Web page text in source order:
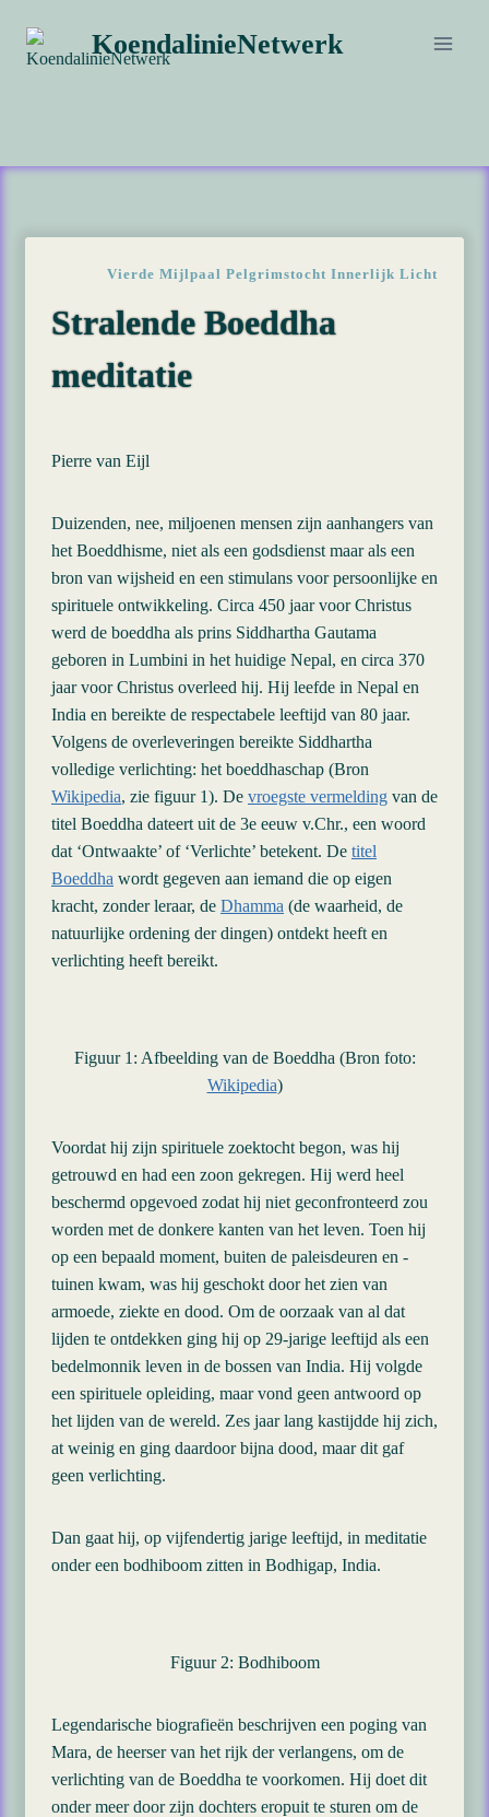
naar
inhoud
KoendalinieNetwerk
Vierde Mijlpaal Pelgrimstocht Innerlijk Licht
Stralende Boeddha
meditatie
Pierre van Eijl
Duizenden, nee, miljoenen mensen zijn aanhangers van
het Boeddhisme, niet als een godsdienst maar als een
bron van wijsheid en een stimulans voor persoonlijke en
spirituele ontwikkeling. Circa 450 jaar voor Christus
werd de boeddha als prins Siddhartha Gautama
geboren in Lumbini in het huidige Nepal, en circa 370
jaar voor Christus overleed hij. Hij leefde in Nepal en
India en bereikte de respectabele leeftijd van 80 jaar.
Volgens de overleveringen bereikte Siddhartha
volledige verlichting: het boeddhaschap (Bron
Wikipedia, zie figuur 1). De vroegste vermelding van de
titel Boeddha dateert uit de 3e eeuw v.Chr., een woord
dat ‘Ontwaakte’ of ‘Verlichte’ betekent. De titel
Boeddha wordt gegeven aan iemand die op eigen
kracht, zonder leraar, de Dhamma (de waarheid, de
natuurlijke ordening der dingen) ontdekt heeft en
verlichting heeft bereikt.
Figuur 1: Afbeelding van de Boeddha (Bron foto:
Wikipedia)
Voordat hij zijn spirituele zoektocht begon, was hij
getrouwd en had een zoon gekregen. Hij werd heel
beschermd opgevoed zodat hij niet geconfronteerd zou
worden met de donkere kanten van het leven. Toen hij
op een bepaald moment, buiten de paleisdeuren en -
tuinen kwam, was hij geschokt door het zien van
armoede, ziekte en dood. Om de oorzaak van al dat
lijden te ontdekken ging hij op 29-jarige leeftijd als een
bedelmonnik leven in de bossen van India. Hij volgde
een spirituele opleiding, maar vond geen antwoord op
het lijden van de wereld. Zes jaar lang kastijdde hij zich,
at weinig en ging daardoor bijna dood, maar dit gaf
geen verlichting.
Dan gaat hij, op vijfendertig jarige leeftijd, in meditatie
onder een bodhiboom zitten in Bodhigap, India.
Figuur 2: Bodhiboom
Legendarische biografieën beschrijven een poging van
Mara, de heerser van het rijk der verlangens, om de
verlichting van de Boeddha te voorkomen. Hij doet dit
onder meer door zijn dochters eropuit te sturen om de